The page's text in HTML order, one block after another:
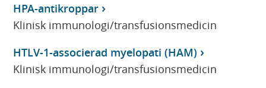
HPA-antikroppar
Klinisk immunologi/transfusionsmedicin
HTLV-1-associerad myelopati (HAM)
Klinisk immunologi/transfusionsmedicin